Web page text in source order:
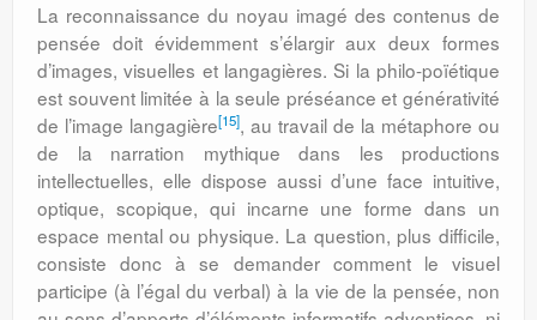
La reconnaissance du noyau imagé des contenus de
pensée doit évidemment s’élargir aux deux formes
d’images, visuelles et langagières. Si la philo-poïétique
est souvent limitée à la seule préséance et générativité
de l’image langagière[15], au travail de la métaphore ou
de la narration mythique dans les productions
intellectuelles, elle dispose aussi d’une face intuitive,
optique, scopique, qui incarne une forme dans un
espace mental ou physique. La question, plus difficile,
consiste donc à se demander comment le visuel
participe (à l’égal du verbal) à la vie de la pensée, non